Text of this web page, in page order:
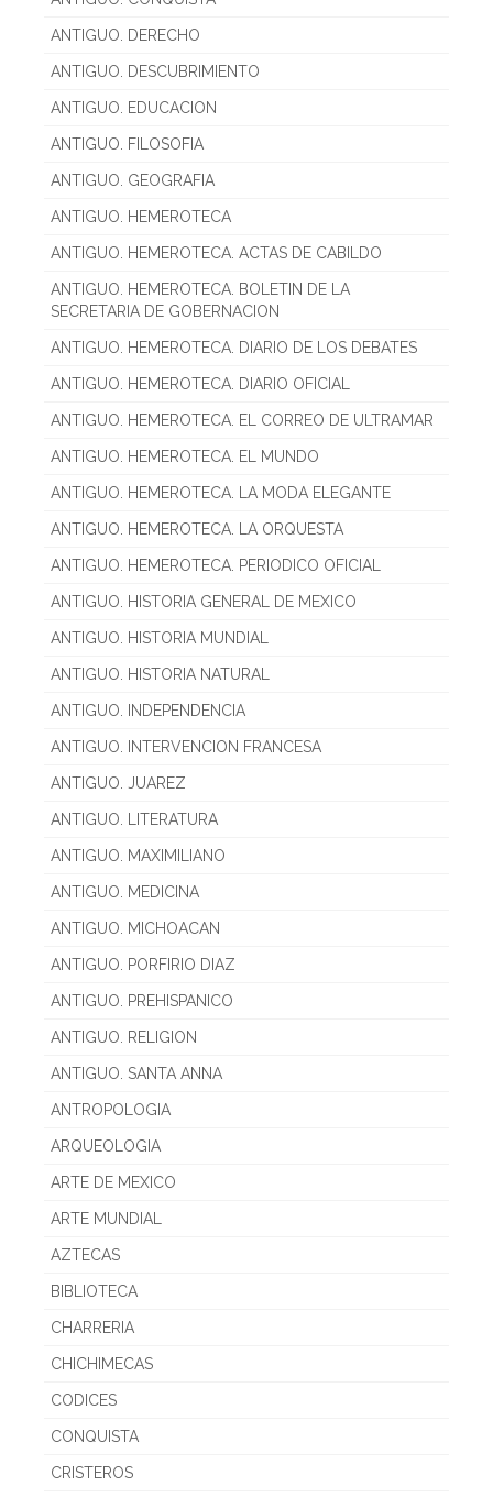
ANTIGUO. DERECHO
ANTIGUO. DESCUBRIMIENTO
ANTIGUO. EDUCACION
ANTIGUO. FILOSOFIA
ANTIGUO. GEOGRAFIA
ANTIGUO. HEMEROTECA
ANTIGUO. HEMEROTECA. ACTAS DE CABILDO
ANTIGUO. HEMEROTECA. BOLETIN DE LA
SECRETARIA DE GOBERNACION
ANTIGUO. HEMEROTECA. DIARIO DE LOS DEBATES
ANTIGUO. HEMEROTECA. DIARIO OFICIAL
ANTIGUO. HEMEROTECA. EL CORREO DE ULTRAMAR
ANTIGUO. HEMEROTECA. EL MUNDO
ANTIGUO. HEMEROTECA. LA MODA ELEGANTE
ANTIGUO. HEMEROTECA. LA ORQUESTA
ANTIGUO. HEMEROTECA. PERIODICO OFICIAL
ANTIGUO. HISTORIA GENERAL DE MEXICO
ANTIGUO. HISTORIA MUNDIAL
ANTIGUO. HISTORIA NATURAL
ANTIGUO. INDEPENDENCIA
ANTIGUO. INTERVENCION FRANCESA
ANTIGUO. JUAREZ
ANTIGUO. LITERATURA
ANTIGUO. MAXIMILIANO
ANTIGUO. MEDICINA
ANTIGUO. MICHOACAN
ANTIGUO. PORFIRIO DIAZ
ANTIGUO. PREHISPANICO
ANTIGUO. RELIGION
ANTIGUO. SANTA ANNA
ANTROPOLOGIA
ARQUEOLOGIA
ARTE DE MEXICO
ARTE MUNDIAL
AZTECAS
BIBLIOTECA
CHARRERIA
CHICHIMECAS
CODICES
CONQUISTA
CRISTEROS